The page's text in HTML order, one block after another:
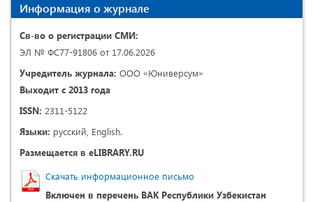
Информация о журнале
Св-во о регистрации СМИ:
ЭЛ № ФС77-91806 от 17.06.2026
Учредитель журнала: ООО «Юниверсум»
Выходит с 2013 года
ISSN: 2311-5122
Языки: русский, English.
Размещается в eLIBRARY.RU
Скачать информационное письмо
Включен в перечень ВАК Республики Узбекистан